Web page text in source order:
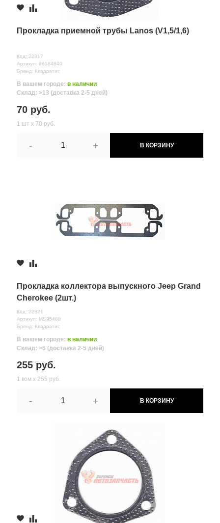
1 шт.
ул.Полевая, д. 1А/2
70 руб.
КВАДРАТИС Прокладка приемной трубы Daewoo Matiz
Артикул:
1 шт.
Усмань,
ул.Ленина,
Комментарий
Прокладка приемной трубы Lanos (V1,5/1,6)
Код: 22817
Артикул: 96184840
Бренд: Квадратис
В вашем городе: в наличии
Склад: >13 (доставка 2-5 дней)
70 руб.
1 шт х 70 руб.
- + В КОРЗИНУ
Прокладка коллектора выпускного Jeep Grand
Cherokee (2шт.)
Код: 22821
Артикул: MS95480
Бренд: Квадратис
В вашем городе: в наличии
Склад: >6 (доставка 2-5 дней)
255 руб.
1 ком х 255 руб.
- + В КОРЗИНУ